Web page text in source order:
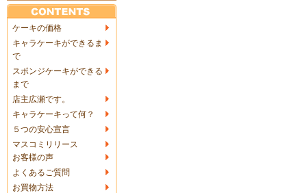
ケーキの価格
キャラケーキができるま
で
スポンジケーキができる
まで
店主広瀬です。
キャラケーキって何？
５つの安心宣言
マスコミリリース
お客様の声
よくあるご質問
お買物方法